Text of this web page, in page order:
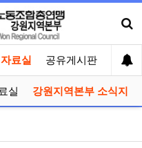
료실 공유게시판 선거
실 강원지역본부 소식지